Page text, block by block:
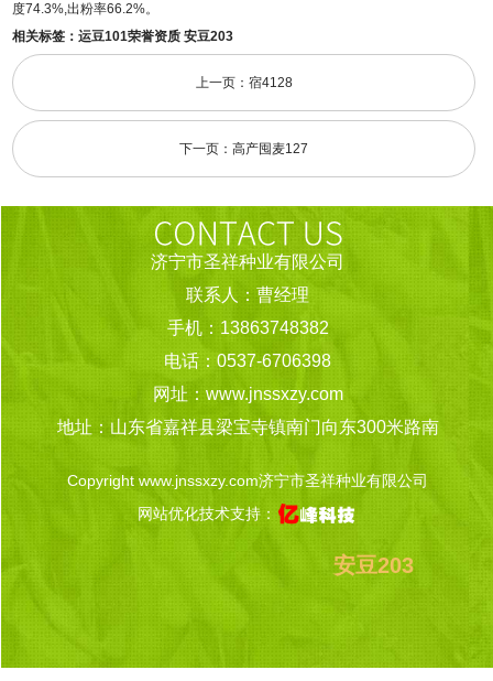
度74.3%,出粉率66.2%。
相关标签： 运豆101荣誉资质 安豆203
上一页：宿4128
下一页：高产囤麦127
济宁市圣祥种业有限公司
联系人：曹经理
手机：13863748382
电话：0537-6706398
网址：www.jnssxzy.com
地址：山东省嘉祥县梁宝寺镇南门向东300米路南
Copyright www.jnssxzy.com济宁市圣祥种业有限公司
网站优化技术支持：
安豆203